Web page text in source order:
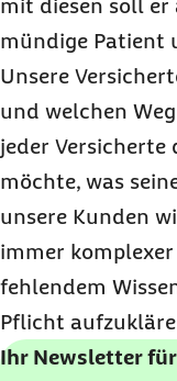
mit diesen soll
mündige Patient
Unsere
und welchen
jeder Versicherte
möchte, was
unsere Kunden
immer
fehlendem
Pflicht
Ihr Newsletter